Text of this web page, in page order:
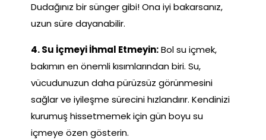
Dudağınız bir sünger gibi! Ona iyi bakarsanız,
uzun süre dayanabilir.
4. Su İçmeyi İhmal Etmeyin:Bol su içmek,
bakımın en önemli kısımlarından biri. Su,
vücudunuzun daha pürüzsüz görünmesini
sağlar ve iyileşme sürecini hızlandırır. Kendinizi
kurumuş hissetmemek için gün boyu su
içmeye özen gösterin.